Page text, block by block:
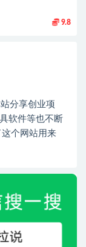
9.8
分享创业项
软件等也不断
个网站用来